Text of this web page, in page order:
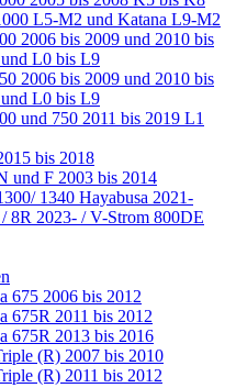
L5-M2 und Katana L9-M2
2006 bis 2009 und 2010 bis
L0 bis L9
2006 bis 2009 und 2010 bis
L0 bis L9
und 750 2011 bis 2019 L1
bis 2018
und F 2003 bis 2014
1340 Hayabusa 2021-
8R 2023- / V-Strom 800DE
675 2006 bis 2012
675R 2011 bis 2012
675R 2013 bis 2016
(R) 2007 bis 2010
(R) 2011 bis 2012